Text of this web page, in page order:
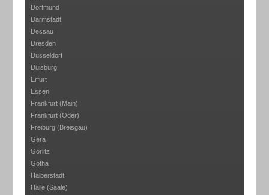
Dortmund
Darmstadt
Dessau
Dresden
Düsseldorf
Duisburg
Erfurt
Essen
Frankfurt (Main)
Frankfurt (Oder)
Freiburg (Breisgau)
Gera
Görlitz
Gotha
Halberstadt
Halle (Saale)